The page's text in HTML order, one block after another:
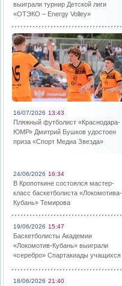
выиграли турнир Детской лиги
«ОТЭКО – Energy Volley»
16/07/2026 13:43
Пляжный футболист «Краснодара-
ЮМР» Дмитрий Бушков удостоен
приза «Спорт Медиа Звезда»
24/06/2026 16:34
В Кропоткине состоялся мастер-
класс баскетболиста «Локомотива-
Кубань» Темирова
19/06/2026 15:47
Баскетболисты Академии
«Локомотив-Кубань» выиграли
«серебро» Спартакиады учащихся
18/06/2026 21:40